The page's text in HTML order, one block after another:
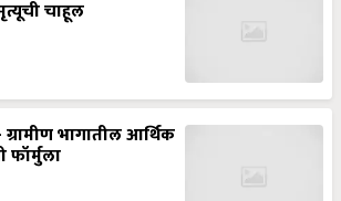
चाहूल
ग्रामीण भागातील आर्थिक
फॉर्मुला